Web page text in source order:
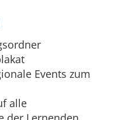
Events zum
alle